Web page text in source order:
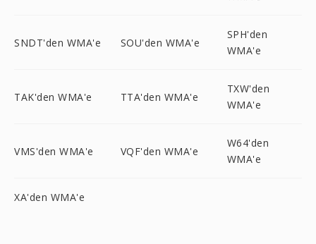
SNDT'den WMA'e SOU'den WMA'e
SPH'den
WMA'e
TAK'den WMA'e TTA'den WMA'e
TXW'den
WMA'e
VMS'den WMA'e VQF'den WMA'e
W64'den
WMA'e
XA'den WMA'e